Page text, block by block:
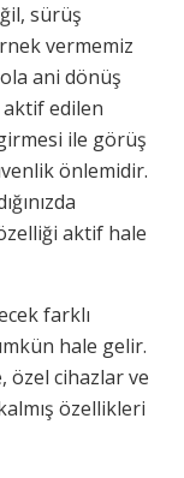
sürüş
vermemiz
ani dönüş
edilen
ile görüş
önlemidir.
aktif hale
farklı
hale gelir.
özel cihazlar ve
özellikleri